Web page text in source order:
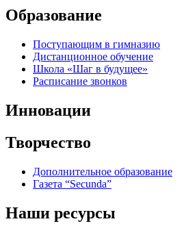
Образование
Поступающим в гимназию
Дистанционное обучение
Школа «Шаг в будущее»
Расписание звонков
Инновации
Творчество
Дополнительное образование
Газета “Secunda”
Наши ресурсы